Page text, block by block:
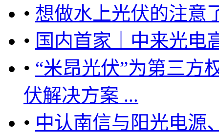
• 想做水上光伏的注意
• 国内首家｜中来光电
• “米昂光伏”为第三方
伏解决方案 ...
• 中认南信与阳光电源